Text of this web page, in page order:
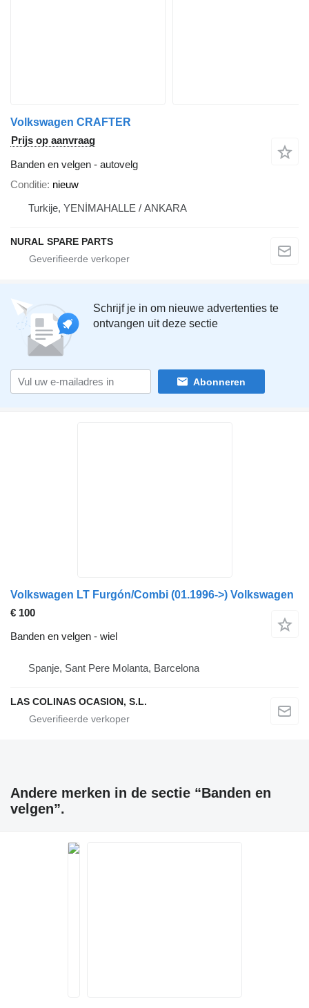
Volkswagen CRAFTER
Prijs op aanvraag
Banden en velgen - autovelg
Conditie nieuw
Turkije, YENİMAHALLE / ANKARA
NURAL SPARE PARTS
Schrijf je in om nieuwe advertenties te
ontvangen uit deze sectie
Abonneren
Volkswagen LT Furgón/Combi (01.1996->) Volkswagen
€ 100
Banden en velgen - wiel
Spanje, Sant Pere Molanta, Barcelona
LAS COLINAS OCASION, S.L.
Andere merken in de sectie “Banden en
velgen”.